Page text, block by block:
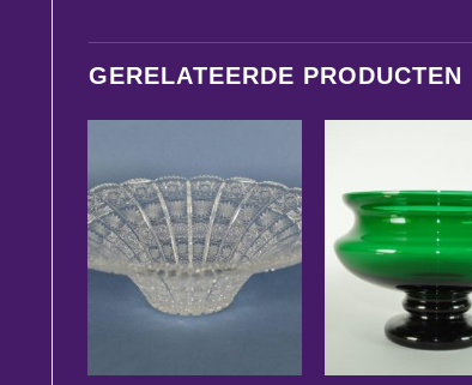
GERELATEERDE PRODUCTEN